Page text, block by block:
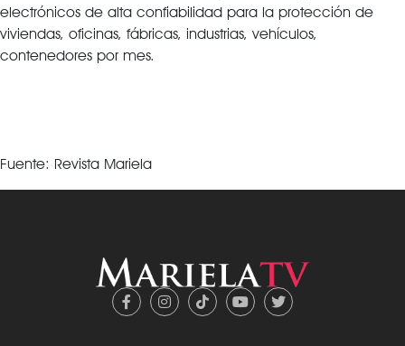
electrónicos de alta confiabilidad para la protección de
viviendas, oficinas, fábricas, industrias, vehículos,
contenedores por mes.
Fuente: Revista Mariela